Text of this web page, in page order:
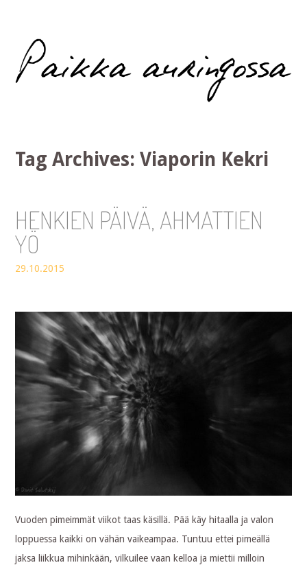
Paikka auringossa
Tag Archives:Viaporin Kekri
HENKIEN PÄIVÄ, AHMATTIEN
YÖ
29.10.2015
Vuoden pimeimmät viikot taas käsillä. Pää käy hitaalla ja valon
loppuessa kaikki on vähän vaikeampaa. Tuntuu ettei pimeällä
jaksa liikkua mihinkään, vilkuilee vaan kelloa ja miettii milloin